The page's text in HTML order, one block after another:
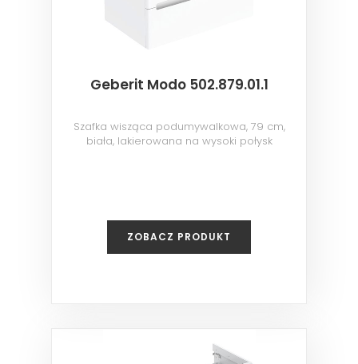
Geberit Modo 502.879.01.1
Szafka wisząca podumywalkowa, 79 cm,
biała, lakierowana na wysoki połysk
ZOBACZ PRODUKT